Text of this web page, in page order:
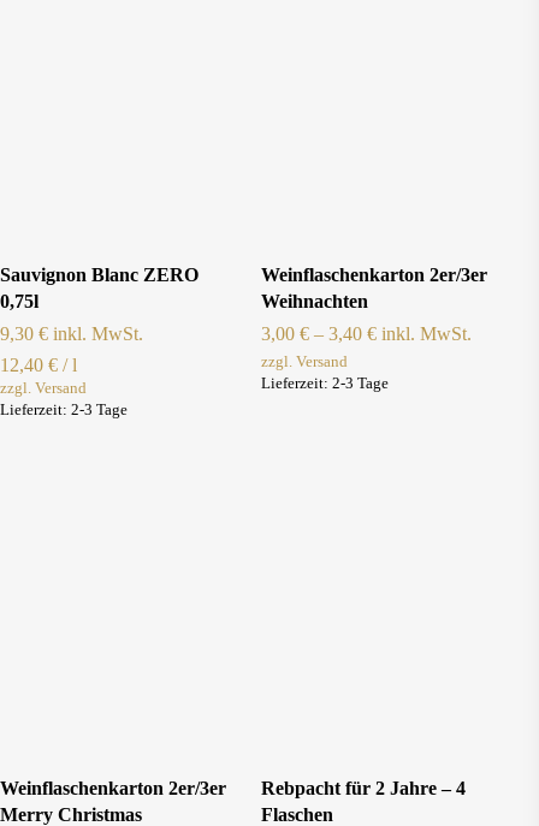
Produkt Ansehen
Sauvignon Blanc ZERO
0,75l
9,30 € inkl. MwSt.
12,40 € /l
zzgl. Versand
Lieferzeit: 2-3 Tage
Ausführung Wählen
Produkt
weist
mehrere
Weinflaschenkarton 2er/3er
Weihnachten
3,00 €– 3,40 € inkl. MwSt.
zzgl. Versand
Lieferzeit: 2-3 Tage
Ausführung Wählen
Produkt
Weinflaschenkarton 2er/3er
Merry Christmas
Ausführung Wählen
Produkt
Rebpacht für 2 Jahre – 4
Flaschen